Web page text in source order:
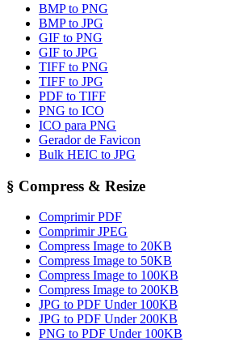
BMP to PNG
BMP to JPG
GIF to PNG
GIF to JPG
TIFF to PNG
TIFF to JPG
PDF to TIFF
PNG to ICO
ICO para PNG
Gerador de Favicon
Bulk HEIC to JPG
§ Compress & Resize
Comprimir PDF
Comprimir JPEG
Compress Image to 20KB
Compress Image to 50KB
Compress Image to 100KB
Compress Image to 200KB
JPG to PDF Under 100KB
JPG to PDF Under 200KB
PNG to PDF Under 100KB